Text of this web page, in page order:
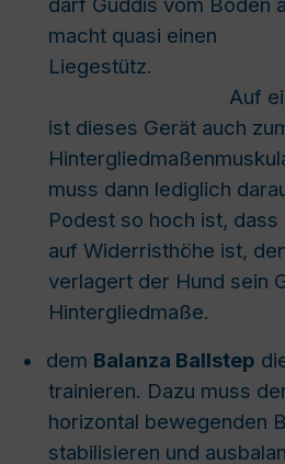
macht quasi einen
Liegestütz.
Auf
ist dieses Gerät auch
muss dann lediglich
Podest so hoch ist, dass
auf Widerristhöhe ist,
verlagert der Hund sein
Hintergliedmaße.
•
dem Balanza Ballstep
trainieren. Dazu muss
horizontal bewegenden
stabilisieren und